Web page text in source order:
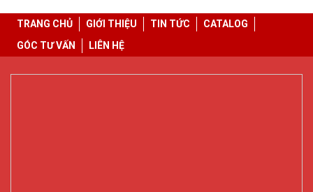
TRANG CHỦ GIỚI THIỆU TIN TỨC
CATALOG
GÓC TƯ VẤN
LIÊN HỆ